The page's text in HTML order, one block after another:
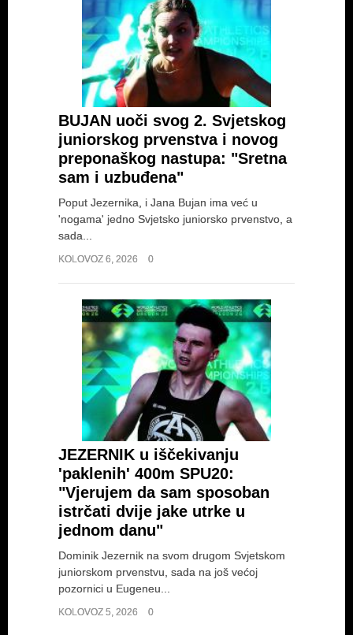
BUJAN uoči svog 2. Svjetskog
juniorskog prvenstva i novog
preponaškog nastupa: "Sretna
sam i uzbuđena"
Poput Jezernika, i Jana Bujan ima već u
'nogama' jedno Svjetsko juniorsko prvenstvo, a
sada...
KOLOVOZ 6, 2026 0
JEZERNIK u iščekivanju
'paklenih' 400m SPU20:
"Vjerujem da sam sposoban
istrčati dvije jake utrke u
jednom danu"
Dominik Jezernik na svom drugom Svjetskom
juniorskom prvenstvu, sada na još većoj
pozornici u Eugeneu...
KOLOVOZ 5, 2026 0